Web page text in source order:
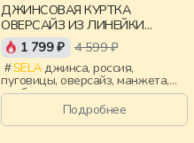
ДЖИНСОВАЯ КУРТКА
ОВЕРСАЙЗ ИЗ ЛИНЕЙКИ
YOUNG1 799 ₽ 4 599 ₽
SELAджинса, россия,
пуговицы, оверсайз, манжета,
свободные, прорези, воротник,
объемные, девочки,
старшеклассники, дети
Подробнее